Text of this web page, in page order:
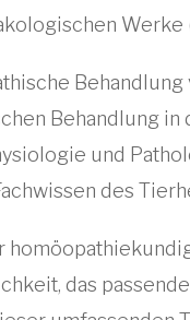
Werke
Behandlung
und
des
das